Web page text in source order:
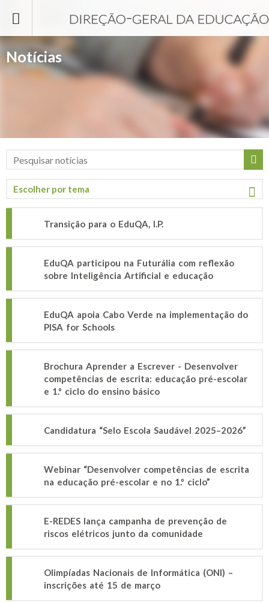
Notícias
Transição para o EduQA, I.P.
EduQA participou na Futurália com reflexão
sobre Inteligência Artificial e educação
EduQA apoia Cabo Verde na implementação do
PISA for Schools
Brochura Aprender a Escrever - Desenvolver
competências de escrita: educação pré-escolar
e 1.º ciclo do ensino básico
Candidatura “Selo Escola Saudável 2025–2026”
Webinar “Desenvolver competências de escrita
na educação pré-escolar e no 1.º ciclo”
E-REDES lança campanha de prevenção de
riscos elétricos junto da comunidade
Olimpíadas Nacionais de Informática (ONI) –
inscrições até 15 de março